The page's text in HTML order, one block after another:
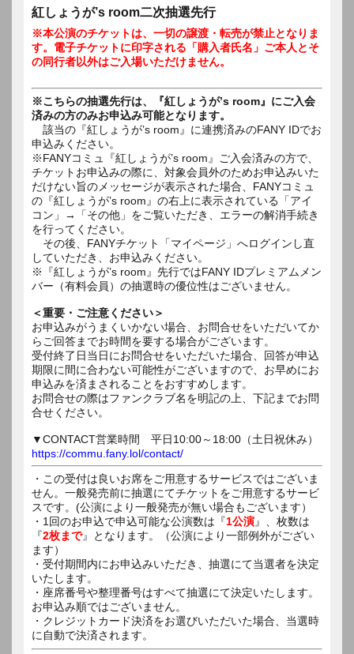
紅しょうが’s room二次抽選先行
※本公演のチケットは、一切の譲渡・転売が禁止となりま
す。電子チケットに印字される「購入者氏名」ご本人とそ
の同行者以外はご入場いただけません。
※こちらの抽選先行は、『紅しょうが’s room』にご入会
済みの方のみお申込み可能となります。
該当の『紅しょうが’s room』に連携済みのFANY IDでお
申込みください。
※FANYコミュ『紅しょうが’s room』ご入会済みの方で、
チケットお申込みの際に、対象会員外のためお申込みいた
だけない旨のメッセージが表示された場合、FANYコミュ
の『紅しょうが’s room』の右上に表示されている「アイ
コン」→「その他」をご覧いただき、エラーの解消手続き
を行ってください。
その後、FANYチケット「マイページ」へログインし直
していただき、お申込みください。
※『紅しょうが’s room』先行ではFANY IDプレミアムメン
バー（有料会員）の抽選時の優位性はございません。
＜重要・ご注意ください＞
お申込みがうまくいかない場合、お問合せをいただいてか
らご回答までお時間を要する場合がございます。
受付終了日当日にお問合せをいただいた場合、回答が申込
期限に間に合わない可能性がございますので、お早めにお
申込みを済まされることをおすすめします。
お問合せの際はファンクラブ名を明記の上、下記までお問
合せください。
▼CONTACT営業時間 平日10:00～18:00（土日祝休み）
https://commu.fany.lol/contact/
・この受付は良いお席をご用意するサービスではございま
せん。一般発売前に抽選にてチケットをご用意するサービ
スです。(公演により一般発売が無い場合もございます）
・1回のお申込で申込可能な公演数は『1公演』、枚数は
『2枚まで』となります。（公演により一部例外がござい
ます）
・受付期間内にお申込みいただき、抽選にて当選者を決定
いたします。
・座席番号や整理番号はすべて抽選にて決定いたします。
お申込み順ではございません。
・クレジットカード決済をお選びいただいた場合、当選時
に自動で決済されます。